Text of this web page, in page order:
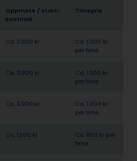
Oppmøte / start­
kostnad
Timepris
Ca. 2.900 kr
Ca. 1.000 kr
per time
Ca. 3.900 kr
Ca. 1.200 kr
per time
Ca. 3.900 kr
Ca. 1.000 kr
per time
Ca. 1.500 kr
Ca. 850 kr per
time